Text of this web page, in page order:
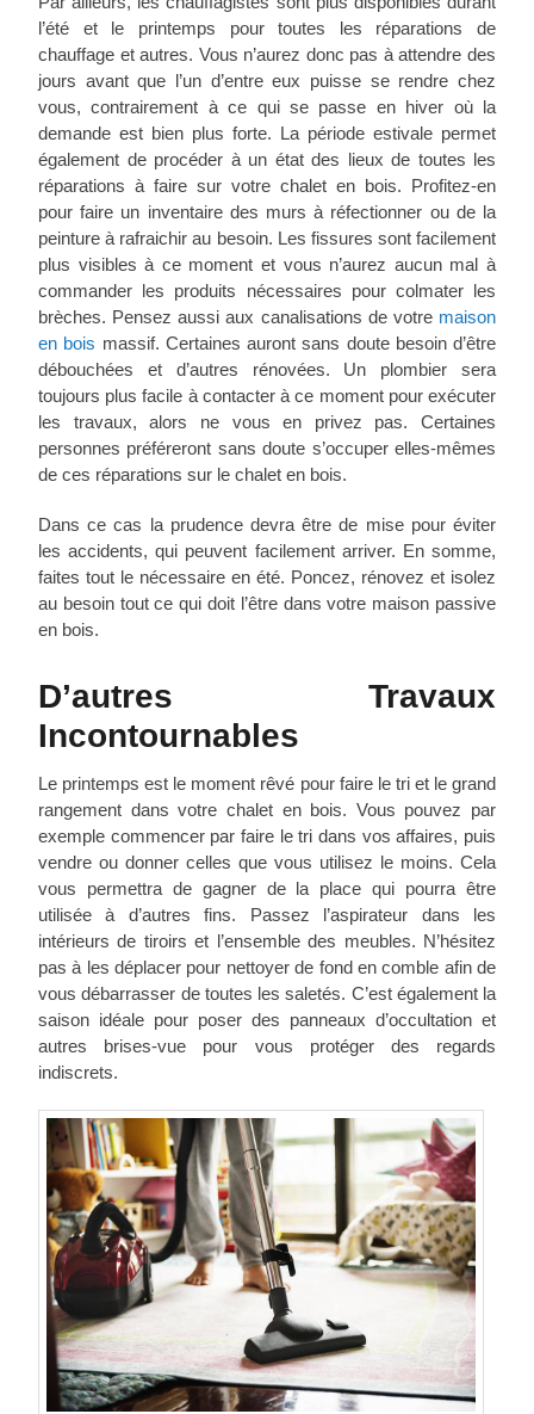
l’été et le printemps pour toutes les réparations de
chauffage et autres. Vous n’aurez donc pas à attendre des
jours avant que l’un d’entre eux puisse se rendre chez
vous, contrairement à ce qui se passe en hiver où la
demande est bien plus forte. La période estivale permet
également de procéder à un état des lieux de toutes les
réparations à faire sur votre chalet en bois. Profitez-en
pour faire un inventaire des murs à réfectionner ou de la
peinture à rafraichir au besoin. Les fissures sont facilement
plus visibles à ce moment et vous n’aurez aucun mal à
commander les produits nécessaires pour colmater les
brèches. Pensez aussi aux canalisations de votre maison
en bois massif. Certaines auront sans doute besoin d’être
débouchées et d’autres rénovées. Un plombier sera
toujours plus facile à contacter à ce moment pour exécuter
les travaux, alors ne vous en privez pas. Certaines
personnes préféreront sans doute s’occuper elles-mêmes
de ces réparations sur le chalet en bois.
Dans ce cas la prudence devra être de mise pour éviter
les accidents, qui peuvent facilement arriver. En somme,
faites tout le nécessaire en été. Poncez, rénovez et isolez
au besoin tout ce qui doit l’être dans votre maison passive
en bois.
D’autres Travaux
Incontournables
Le printemps est le moment rêvé pour faire le tri et le grand
rangement dans votre chalet en bois. Vous pouvez par
exemple commencer par faire le tri dans vos affaires, puis
vendre ou donner celles que vous utilisez le moins. Cela
vous permettra de gagner de la place qui pourra être
utilisée à d’autres fins. Passez l’aspirateur dans les
intérieurs de tiroirs et l’ensemble des meubles. N’hésitez
pas à les déplacer pour nettoyer de fond en comble afin de
vous débarrasser de toutes les saletés. C’est également la
saison idéale pour poser des panneaux d’occultation et
autres brises-vue pour vous protéger des regards
indiscrets.